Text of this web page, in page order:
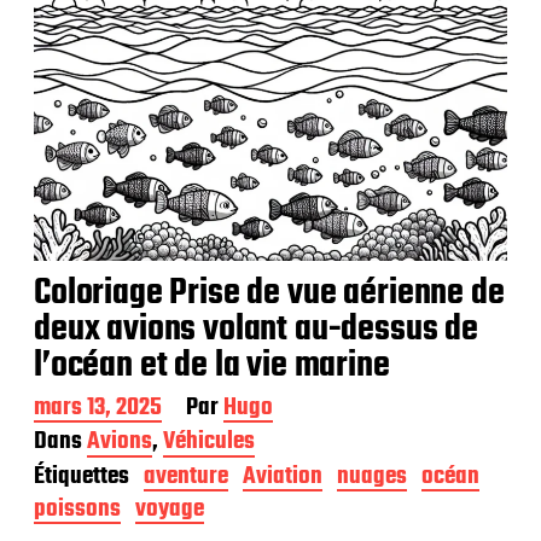
Coloriage Prise de vue aérienne de
deux avions volant au-dessus de
l’océan et de la vie marine
D
a
t
e
d
e
mars 13, 2025 ParHugo
DansAvions,Véhicules
Étiquettes aventure Aviation nuages océan
poissons voyage